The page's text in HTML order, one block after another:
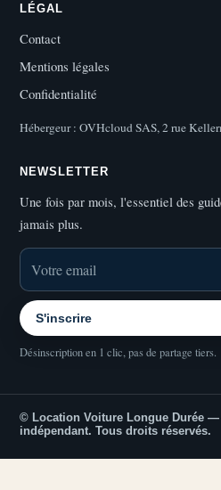
LÉGAL
Contact
Mentions légales
Confidentialité
Hébergeur : OVHcloud SAS, 2 rue
NEWSLETTER
Une fois par mois, l'essentiel des
jamais plus.
S'inscrire
Désinscription en 1 clic, pas de partage tiers.
© Location Voiture Longue Durée
indépendant. Tous droits réservés.